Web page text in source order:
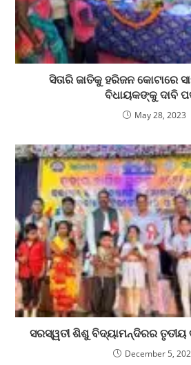
ସିତାରି ଜାତିକୁ ହରିଜନ କୋଟାରେ
ବିଧାୟକଙ୍କୁ ଦାବି
May 28, 2023
ସରସ୍ୱତୀ ଶିଶୁ ବିଦ୍ୟାମନ୍ଦିରର ତୃତୀୟ
December 5,